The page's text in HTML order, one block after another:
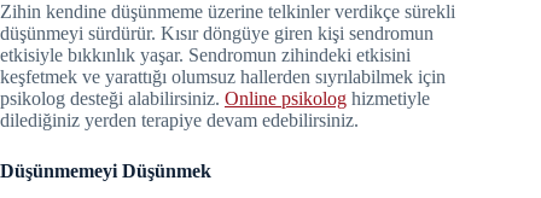
Zihin kendine düşünmeme üzerine telkinler verdikçe sürekli
düşünmeyi sürdürür. Kısır döngüye giren kişi sendromun
etkisiyle bıkkınlık yaşar. Sendromun zihindeki etkisini
keşfetmek ve yarattığı olumsuz hallerden sıyrılabilmek için
psikolog desteği alabilirsiniz. Online psikolog hizmetiyle
dilediğiniz yerden terapiye devam edebilirsiniz.
Düşünmemeyi Düşünmek